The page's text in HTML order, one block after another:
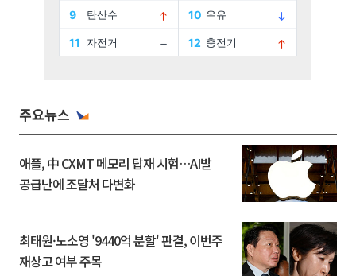
주요뉴스
애플, 中 CXMT 메모리 탑재 시험…AI발
공급난에 조달처 다변화
최태원·노소영 '9440억 분할' 판결, 이번주
재상고 여부 주목